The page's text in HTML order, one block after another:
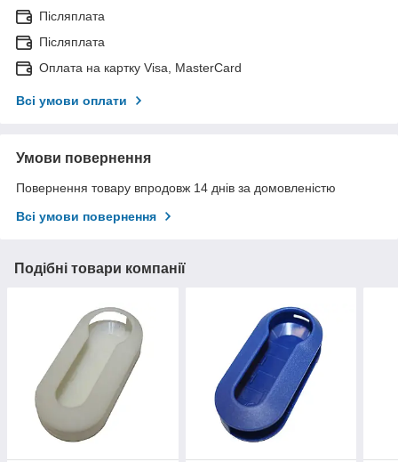
Післяплата
Післяплата
Оплата на картку Visa, MasterCard
Всі умови оплати
Умови повернення
Повернення товару впродовж 14 днів за домовленістю
Всі умови повернення
Подібні товари компанії